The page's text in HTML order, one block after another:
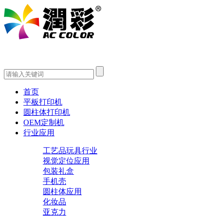
首页
平板打印机
圆柱体打印机
OEM定制机
行业应用
工艺品玩具行业
视觉定位应用
包装礼盒
手机壳
圆柱体应用
化妆品
亚克力